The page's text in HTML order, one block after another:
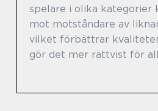
spelare i olika kategorier
mot motståndare av
vilket förbättrar
gör det mer rättvist för